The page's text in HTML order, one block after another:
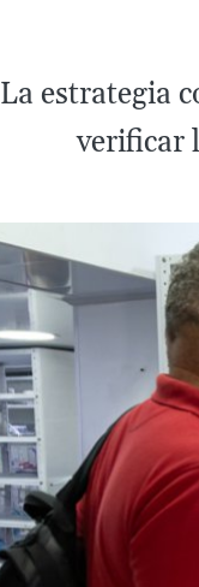
La estrategia
verificar